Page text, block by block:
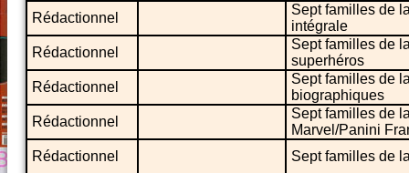
Rédactionnel
Sept familles de
intégrale
Rédactionnel
Sept familles de
superhéros
Rédactionnel
Sept familles de
biographiques
Rédactionnel
Sept familles de
Marvel/Panini
Rédactionnel
Sept familles de